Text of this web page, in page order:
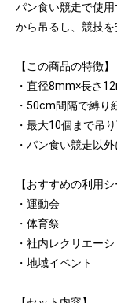
パン食い競走で使
から吊るし、競技を
【この商品の特徴】
・直径8mm×長さ
・50cm間隔で縛り
・最大10個まで吊
・パン食い競走以
【おすすめの利用シ
・運動会
・体育祭
・社内レクリエー
・地域イベント